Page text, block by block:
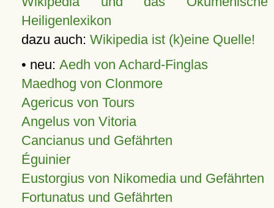
Heiligenlexikon
dazu auch: Wikipedia ist (k)eine Quelle!
• neu: Aedh von Achard-Finglas
Maedhog von Clonmore
Agericus von Tours
Angelus von Vitoria
Cancianus und Gefährten
Éguinier
Eustorgius von Nikomedia und Gefährten
Fortunatus und Gefährten